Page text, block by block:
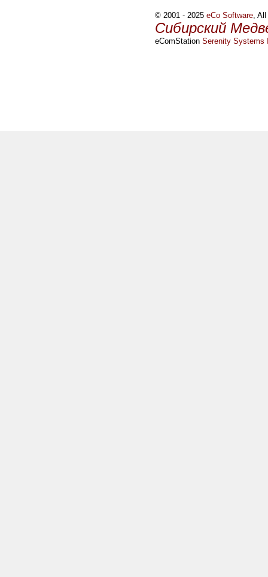
© 2001 - 2025 eCo Software, All
Сибирский
eComStation Serenity Systems